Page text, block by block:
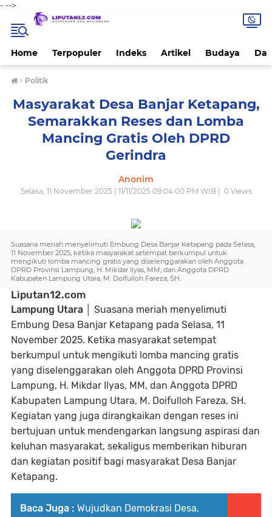
- -->
Home Terpopuler Indeks Artikel Budaya
› Politik
Masyarakat Desa Banjar Ketapang,
Semarakkan Reses dan Lomba
Mancing Gratis Oleh DPRD
Gerindra
Anonim
Selasa, 11 November 2025 | 11/11/2025 09:04:00 PM WIB | 0Views
Suasana meriah menyelimuti Embung Desa Banjar Ketapang pada Selasa,
11 November 2025, ketika masyarakat setempat berkumpul untuk
mengikuti lomba mancing gratis yang diselenggarakan oleh Anggota
DPRD Provinsi Lampung, H. Mikdar Ilyas, MM, dan Anggota DPRD
Kabupaten Lampung Utara, M. Doifulloh Fareza, SH.
Liputan12.com
Lampung Utara
Suasana meriah menyelimuti
Embung Desa Banjar Ketapang pada Selasa, 11
November 2025. Ketika masyarakat setempat
berkumpul untuk mengikuti lomba mancing gratis
yang diselenggarakan oleh Anggota DPRD Provinsi
Lampung, H. Mikdar Ilyas, MM, dan Anggota DPRD
Kabupaten Lampung Utara, M. Doifulloh Fareza, SH.
Kegiatan yang juga dirangkaikan dengan reses ini
bertujuan untuk mendengarkan langsung aspirasi dan
keluhan masyarakat, sekaligus memberikan hiburan
dan kegiatan positif bagi masyarakat Desa Banjar
Ketapang.
Baca Juga : Wujudkan Demokrasi Desa,